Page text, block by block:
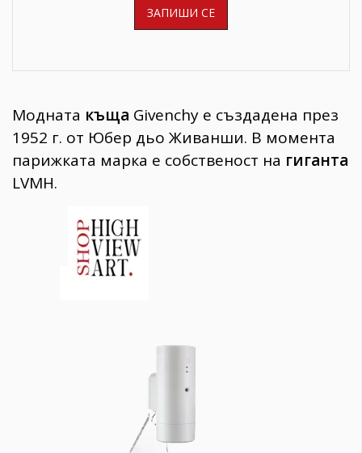
Модната къща Givenchy е създадена през
1952 г. от Юбер дьо Живанши. В момента
парижката марка е собственост на гиганта
LVMH.